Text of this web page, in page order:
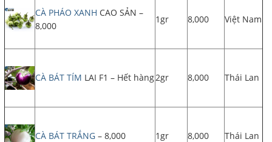
CÀ PHÁO XANH CAO SẢN –
8,000
1gr 8,000 Việt Nam
CÀ BÁT TÍM LAI F1 – Hết hàng2gr 8,000 Thái Lan
CÀ BÁT TRẮNG – 8,000 1gr 8,000 Thái Lan